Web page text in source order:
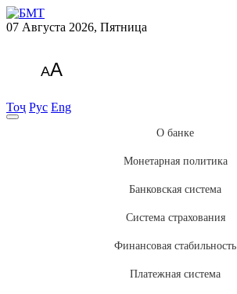
07 Августа 2026, Пятница
AA
Тоҷ Рус Eng
О банке
Монетарная политика
Банковская система
Система страхования
Финансовая стабильность
Платежная система